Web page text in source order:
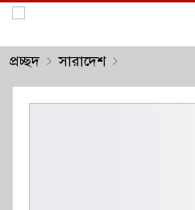
প্রচ্ছদ সারাদেশ